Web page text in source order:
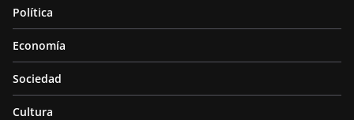
Política
Economía
Sociedad
Cultura